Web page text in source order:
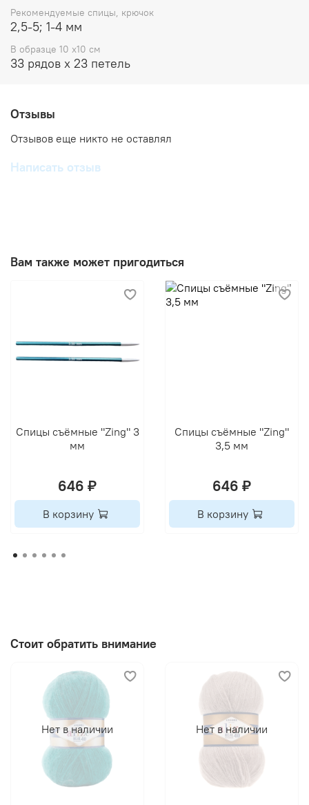
Рекомендуемые спицы, крючок
2,5-5; 1-4 мм
В образце 10 x10 см
33 рядов х 23 петель
Отзывы
Отзывов еще никто не оставлял
Написать отзыв
Вам также может пригодиться
Спицы съёмные "Zing" 3
мм
646 ₽
В корзину
Спицы съёмные "Zing"
3,5 мм
646 ₽
В корзину
Стоит обратить внимание
Нет в наличии Нет в наличии